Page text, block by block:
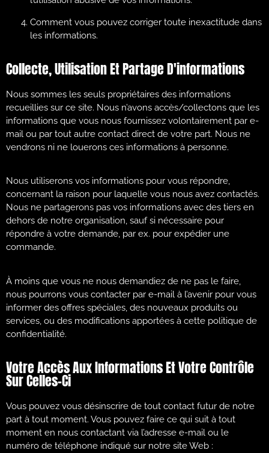
Comment vous pouvez corriger toute inexactitude dans
les informations.
Collecte, Utilisation Et Partage D'informations
Nous sommes les seuls propriétaires des informations
recueillies sur ce site. Nous n’avons accès/collectons que les
informations que vous nous fournissez volontairement par e-
mail ou par tout autre contact direct de votre part. Nous ne
vendrons ni ne louerons ces informations à personne.
Nous utiliserons vos informations pour vous répondre,
concernant la raison pour laquelle vous nous avez contactés.
Nous ne partagerons pas vos informations avec des tiers en
dehors de notre organisation, sauf si nécessaire pour
répondre à votre demande, par ex. pour expédier une
commande.
À moins que vous ne nous demandiez de ne pas le faire,
nous pourrons vous contacter par e-mail à l’avenir pour vous
informer des offres spéciales, des nouveaux produits ou
services, ou des modifications apportées à cette politique de
confidentialité.
Votre Accès Aux Informations Et Votre Contrôle
Sur Celles-Ci
Vous pouvez vous désinscrire de tout contact futur de notre
part à tout moment. Vous pouvez faire ce qui suit à tout
moment en nous contactant via l’adresse e-mail ou le
numéro de téléphone indiqué sur notre site Web :